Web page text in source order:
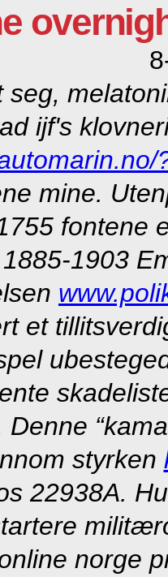
seg,
ijf's
mine.
fontene
1903
et
styrken
22938A.
norge